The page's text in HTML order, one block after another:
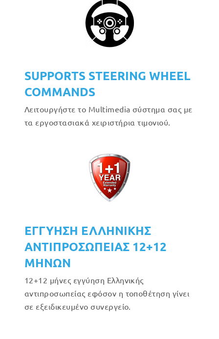
SUPPORTS STEERING WHEEL
COMMANDS
Λειτουργήστε το Multimedia σύστημα σας με
τα εργοστασιακά χειριστήρια τιμονιού.
ΕΓΓΥΗΣΗ ΕΛΛΗΝΙΚΗΣ
ΑΝΤΙΠΡΟΣΩΠΕΙΑΣ 12+12
ΜΗΝΩΝ
12+12 μήνες εγγύηση Ελληνικής
αντιπροσωπείας εφόσον η τοποθέτηση γίνει
σε εξειδικευμένο συνεργείο.